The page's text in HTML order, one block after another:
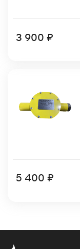
3 900 ₽
5 400 ₽